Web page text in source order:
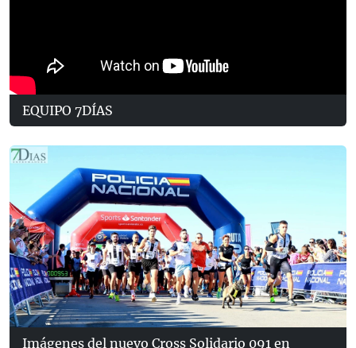
EQUIPO 7DÍAS
Imágenes del nuevo Cross Solidario 091 en